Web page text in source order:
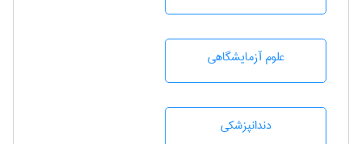
علوم آزمايشگاهی
دندانپزشكی